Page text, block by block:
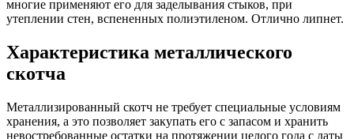
многие применяют его для заделывания стыков, при
утеплении стен, вспененных полиэтиленом. Отлично липнет.
Характеристика металлического
скотча
Металлизированный скотч не требует специальные условиям
хранения, а это позволяет закупать его с запасом и хранить
невостребованные остатки на протяжении целого года с даты